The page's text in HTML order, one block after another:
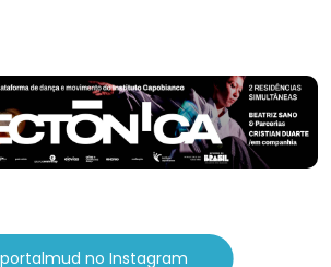
no Instagram